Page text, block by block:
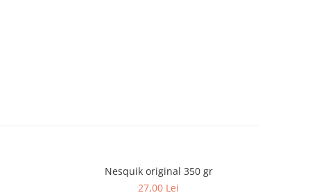
Nesquik original 350 gr
27,00 Lei